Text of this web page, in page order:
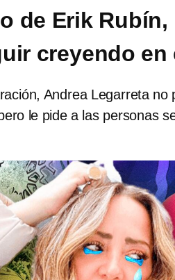
de Erik
creyendo en
Andrea Legarreta no
le pide a las personas